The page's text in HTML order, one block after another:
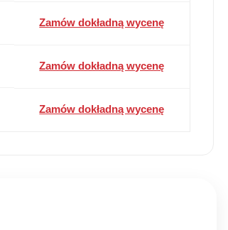
Zamów dokładną wycenę
Zamów dokładną wycenę
Zamów dokładną wycenę